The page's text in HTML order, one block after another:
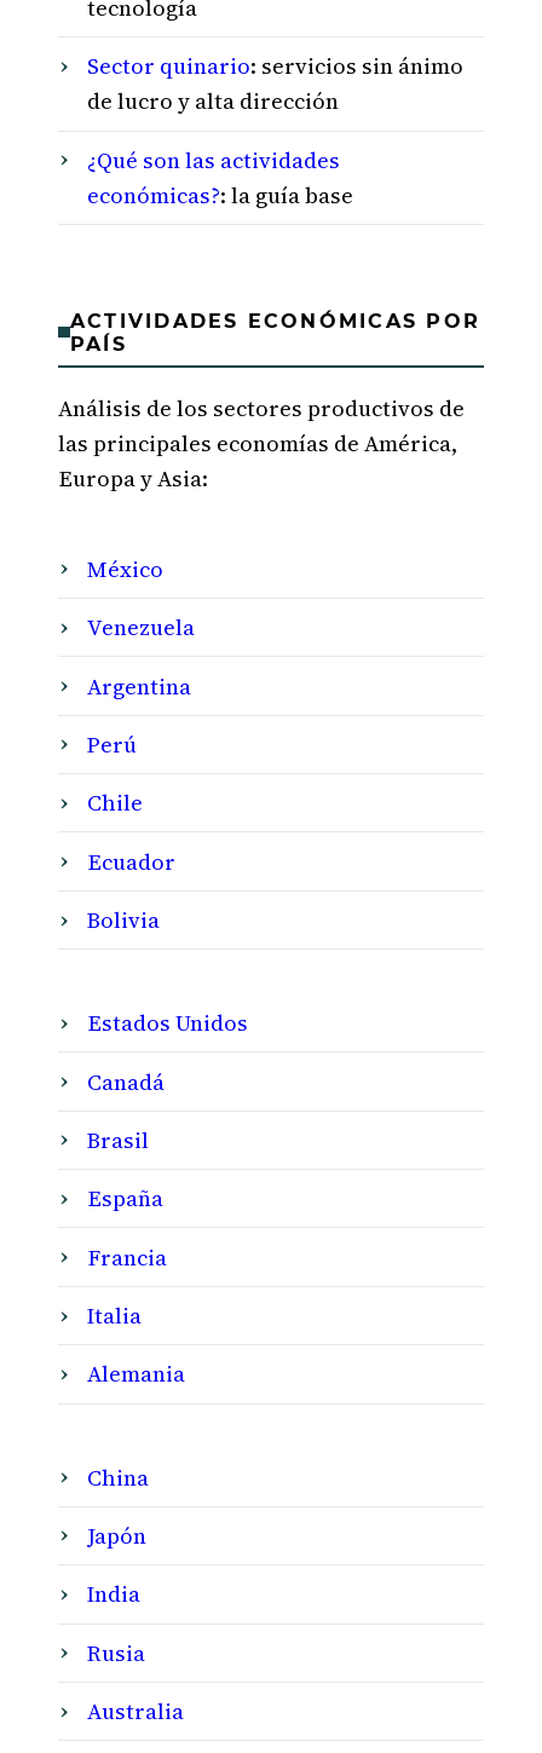
tecnología
Sector quinario: servicios sin ánimo
de lucro y alta dirección
¿Qué son las actividades
económicas?: la guía base
ACTIVIDADES ECONÓMICAS POR
PAÍS
Análisis de los sectores productivos de
las principales economías de América,
Europa y Asia:
México
Venezuela
Argentina
Perú
Chile
Ecuador
Bolivia
Estados Unidos
Canadá
Brasil
España
Francia
Italia
Alemania
China
Japón
India
Rusia
Australia